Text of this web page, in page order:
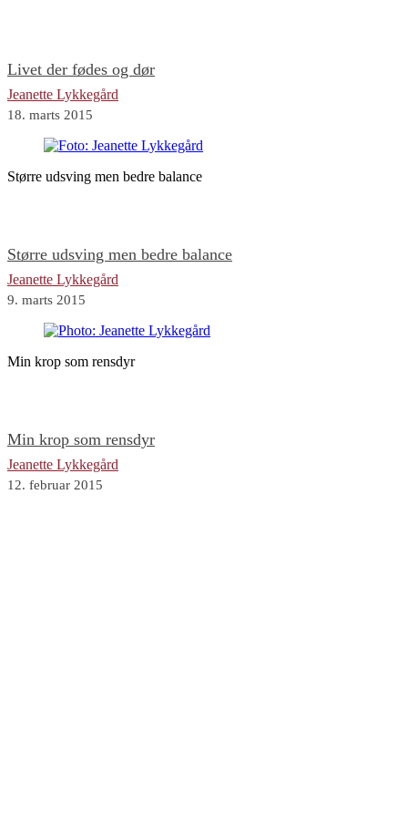
Livet der fødes og dør
Jeanette Lykkegård
18. marts 2015
Større udsving men bedre balance
Større udsving men bedre balance
Jeanette Lykkegård
9. marts 2015
Min krop som rensdyr
Min krop som rensdyr
Jeanette Lykkegård
12. februar 2015